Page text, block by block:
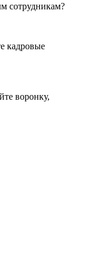
сотрудникам?
кадровые
воронку,